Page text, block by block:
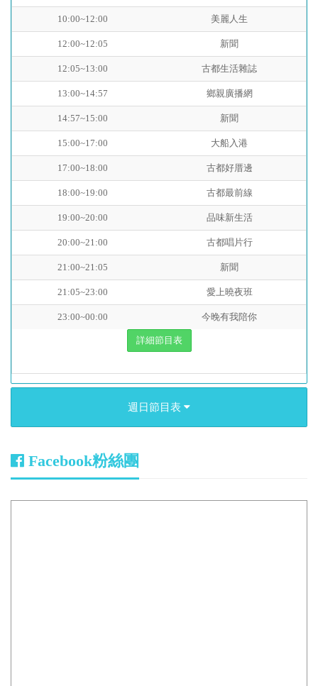
10:00~12:00 美麗人生
12:00~12:05 新聞
12:05~13:00 古都生活雜誌
13:00~14:57 鄉親廣播網
14:57~15:00 新聞
15:00~17:00 大船入港
17:00~18:00 古都好厝邊
18:00~19:00 古都最前線
19:00~20:00 品味新生活
20:00~21:00 古都唱片行
21:00~21:05 新聞
21:05~23:00 愛上曉夜班
23:00~00:00 今晚有我陪你
詳細節目表
週日節目表
Facebook粉絲團